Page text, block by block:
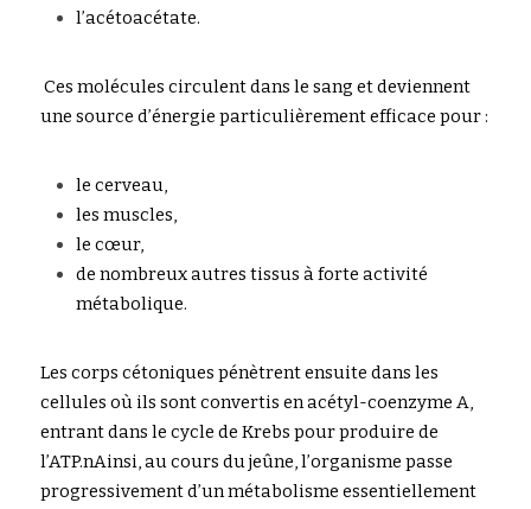
l’acétoacétate.
Ces molécules circulent dans le sang et deviennent
une source d’énergie particulièrement efficace pour :
le cerveau,
les muscles,
le cœur,
de nombreux autres tissus à forte activité
métabolique.
Les corps cétoniques pénètrent ensuite dans les
cellules où ils sont convertis en acétyl-coenzyme A,
entrant dans le cycle de Krebs pour produire de
l’ATP.nAinsi, au cours du jeûne, l’organisme passe
progressivement d’un métabolisme essentiellement